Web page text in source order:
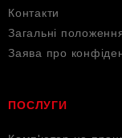
Контакти
Загальні
Заява про
ПОСЛУГИ